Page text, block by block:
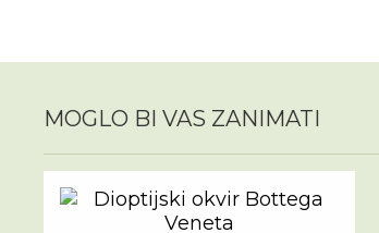
MOGLO BI VAS ZANIMATI